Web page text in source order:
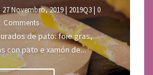
27 Novembro, 2019| 2019Q3| 0
Comments
de pato: foie gras,
con pato e xamón de...